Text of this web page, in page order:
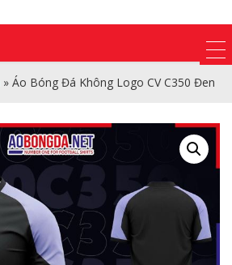
» Áo Bóng Đá Không Logo CV C350 Đen